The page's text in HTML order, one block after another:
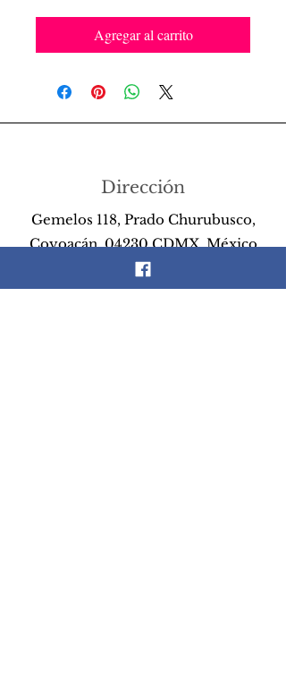
Agregar al carrito
Dirección
Gemelos 118, Prado Churubusco,
Coyoacán, 04230 CDMX, México